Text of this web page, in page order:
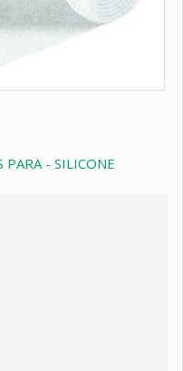
PARA - SILICONE